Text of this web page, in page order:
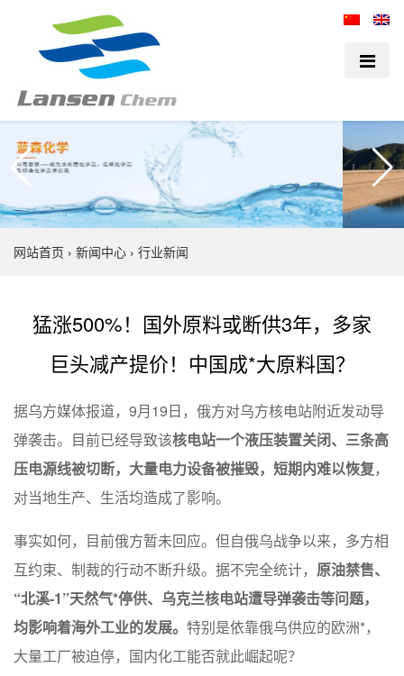
网站首页 › 新闻中心 › 行业新闻
猛涨500%！国外原料或断供3年，多家
巨头减产提价！中国成*大原料国？
据乌方媒体报道，9月19日，俄方对乌方核电站附近发动导
弹袭击。目前已经导致该核电站一个液压装置关闭、三条高
压电源线被切断，大量电力设备被摧毁，短期内难以恢复，
对当地生产、生活均造成了影响。
事实如何，目前俄方暂未回应。但自俄乌战争以来，多方相
互约束、制裁的行动不断升级。据不完全统计， 原油禁售、
“北溪-1”天然气*停供、乌克兰核电站遭导弹袭击等问题，
均影响着海外工业的发展。 特别是依靠俄乌供应的欧洲*，
大量工厂被迫停，国内化工能否就此崛起呢？